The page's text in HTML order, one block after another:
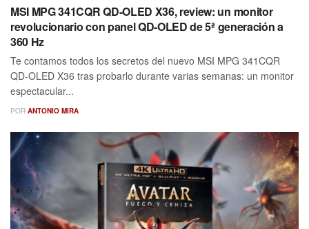
MSI MPG 341CQR QD-OLED X36, review: un monitor
revolucionario con panel QD-OLED de 5ª generación a
360 Hz
Te contamos todos los secretos del nuevo MSI MPG 341CQR
QD-OLED X36 tras probarlo durante varias semanas: un monitor
espectacular...
POR ANTONIO MIRA